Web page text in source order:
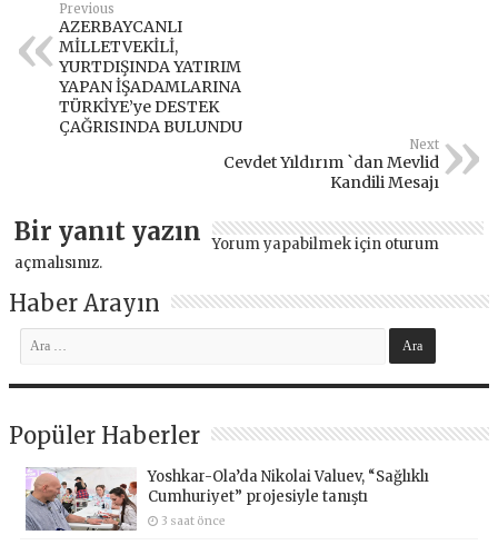
Previous
AZERBAYCANLI
MİLLETVEKİLİ,
YURTDIŞINDA YATIRIM
YAPAN İŞADAMLARINA
TÜRKİYE’ye DESTEK
ÇAĞRISINDA BULUNDU
Next
Cevdet Yıldırım `dan Mevlid
Kandili Mesajı
Bir yanıt yazın Yorum yapabilmek için oturum
açmalısınız.
Haber Arayın
Popüler Haberler
Yoshkar-Ola’da Nikolai Valuev, “Sağlıklı
Cumhuriyet” projesiyle tanıştı
3 saat önce